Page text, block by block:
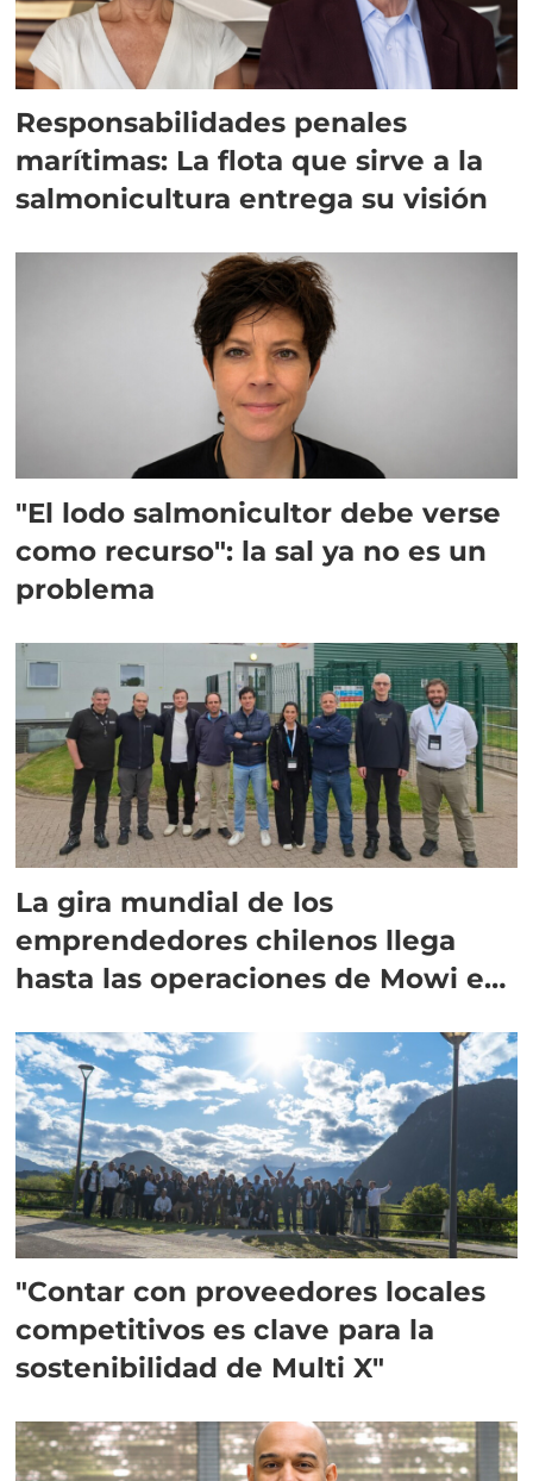
Responsabilidades penales
marítimas: La flota que sirve a la
salmonicultura entrega su visión
"El lodo salmonicultor debe verse
como recurso": la sal ya no es un
problema
La gira mundial de los
emprendedores chilenos llega
hasta las operaciones de Mowi en
"Contar con proveedores locales
competitivos es clave para la
sostenibilidad de Multi X"